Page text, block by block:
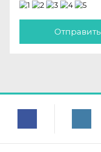
Отправить